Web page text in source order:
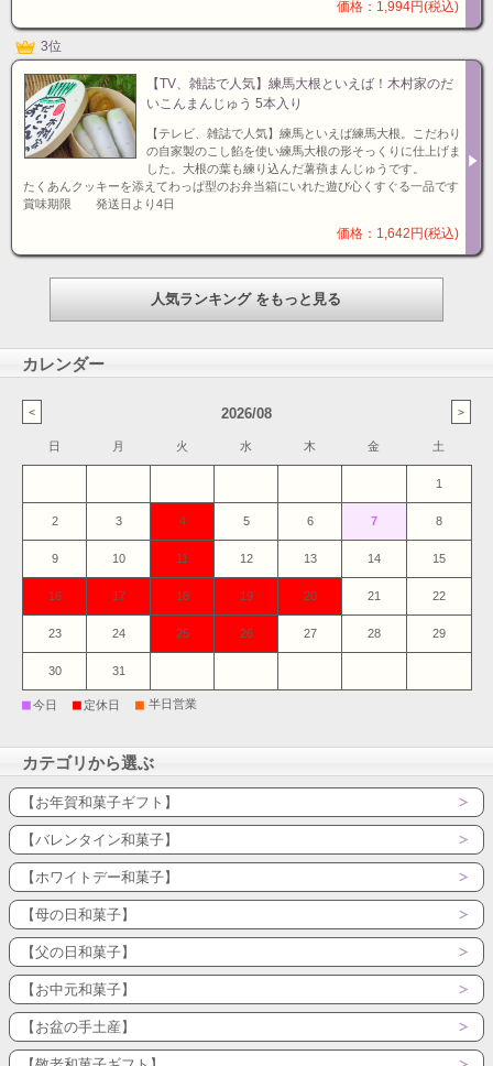
価格：1,994円(税込)
3位
【TV、雑誌で人気】練馬大根といえば！木村家のだ
いこんまんじゅう 5本入り
【テレビ、雑誌で人気】練馬といえば練馬大根。こだわり
の自家製のこし餡を使い練馬大根の形そっくりに仕上げま
した。大根の葉も練り込んだ薯蕷まんじゅうです。
たくあんクッキーを添えてわっぱ型のお弁当箱にいれた遊び心くすぐる一品です
賞味期限 発送日より4日
価格：1,642円(税込)
人気ランキング をもっと見る
カレンダー
2026/08
日 月 火 水 木 金 土
1
2 3 4 5 6 7 8
9 10 11 12 13 14 15
16 17 18 19 20 21 22
23 24 25 26 27 28 29
30 31
■今日 ■ 定休日 ■ 半日営業
カテゴリから選ぶ
【お年賀和菓子ギフト】
【バレンタイン和菓子】
【ホワイトデー和菓子】
【母の日和菓子】
【父の日和菓子】
【お中元和菓子】
【お盆の手土産】